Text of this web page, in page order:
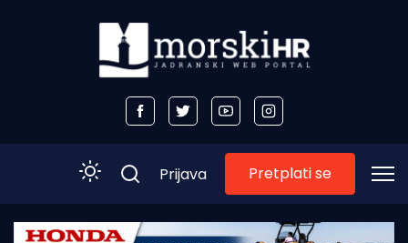
Početna
Prijava Pretplati se